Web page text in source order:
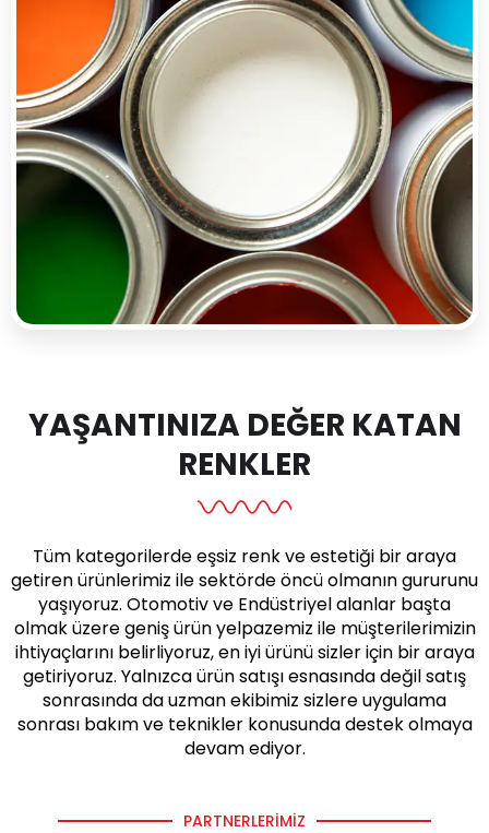
YAŞANTINIZA DEĞER KATAN
RENKLER
Tüm kategorilerde eşsiz renk ve estetiği bir araya
getiren ürünlerimiz ile sektörde öncü olmanın gururunu
yaşıyoruz. Otomotiv ve Endüstriyel alanlar başta
olmak üzere geniş ürün yelpazemiz ile müşterilerimizin
ihtiyaçlarını belirliyoruz, en iyi ürünü sizler için bir araya
getiriyoruz. Yalnızca ürün satışı esnasında değil satış
sonrasında da uzman ekibimiz sizlere uygulama
sonrası bakım ve teknikler konusunda destek olmaya
devam ediyor.
PARTNERLERIMIZ